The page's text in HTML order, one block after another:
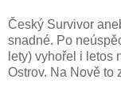
Český Survivor
snadné. Po
lety) vyhořel i letos
Ostrov. Na Nově to